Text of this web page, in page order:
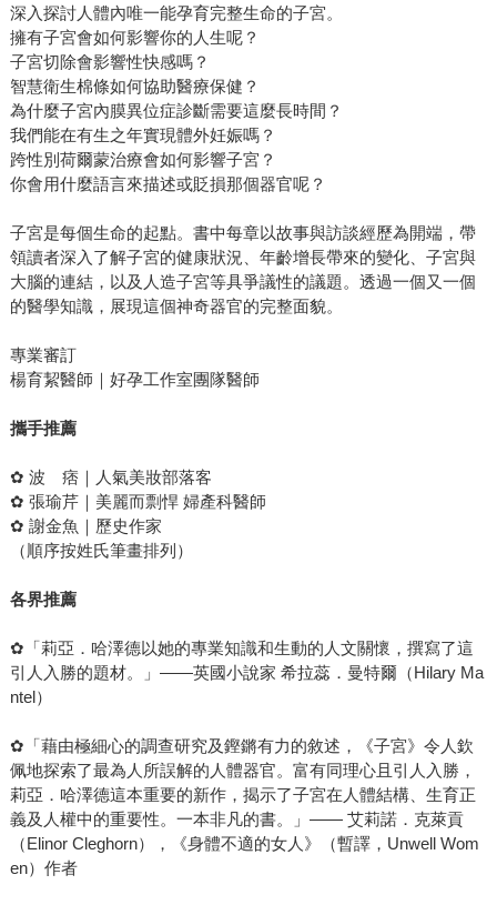
深入探討人體內唯一能孕育完整生命的子宮。
擁有子宮會如何影響你的人生呢？
子宮切除會影響性快感嗎？
智慧衛生棉條如何協助醫療保健？
為什麼子宮內膜異位症診斷需要這麼長時間？
我們能在有生之年實現體外妊娠嗎？
跨性別荷爾蒙治療會如何影響子宮？
你會用什麼語言來描述或貶損那個器官呢？
子宮是每個生命的起點。書中每章以故事與訪談經歷為開端，帶
領讀者深入了解子宮的健康狀況、年齡增長帶來的變化、子宮與
大腦的連結，以及人造子宮等具爭議性的議題。透過一個又一個
的醫學知識，展現這個神奇器官的完整面貌。
專業審訂
楊育絜醫師｜好孕工作室團隊醫師
攜手推薦
✿ 波 痞｜人氣美妝部落客
✿ 張瑜芹｜美麗而剽悍 婦產科醫師
✿ 謝金魚｜歷史作家
（順序按姓氏筆畫排列）
各界推薦
✿「莉亞．哈澤德以她的專業知識和生動的人文關懷，撰寫了這
引人入勝的題材。」——英國小說家 希拉蕊．曼特爾（Hilary Ma
ntel）
✿「藉由極細心的調查研究及鏗鏘有力的敘述，《子宮》令人欽
佩地探索了最為人所誤解的人體器官。富有同理心且引人入勝，
莉亞．哈澤德這本重要的新作，揭示了子宮在人體結構、生育正
義及人權中的重要性。一本非凡的書。」—— 艾莉諾．克萊貢
（Elinor Cleghorn），《身體不適的女人》（暫譯，Unwell Wom
en）作者